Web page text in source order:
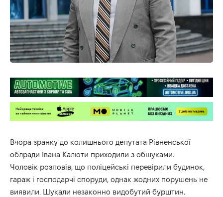
Вчора зранку до колишнього депутата Рівненської
облради Івана Калюти приходили з обшуками.
Чоловік розповів, що поліцейські перевірили будинок,
гараж і господарчі споруди, однак жодних порушень не
виявили. Шукали незаконно видобутий бурштин.